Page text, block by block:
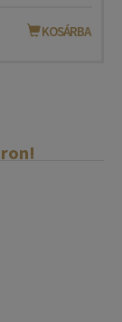
KOSÁRBA